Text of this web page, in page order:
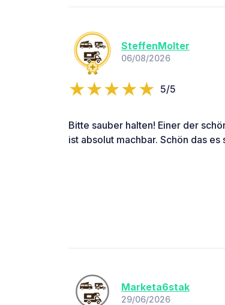
SteffenMolter
06/08/2026
5/5
Bitte sauber halten! Einer der
ist absolut machbar. Schön das
Marketa6stak
29/06/2026